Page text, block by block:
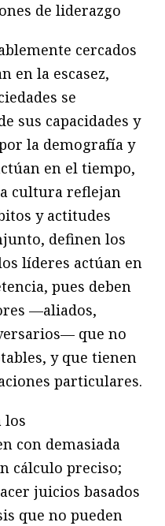
de liderazgo
cercados
en la escasez,
se
sus capacidades y
la demografía y
en el tiempo,
cultura reflejan
y actitudes
definen los
líderes actúan en
pues deben
—aliados,
que no
y que tienen
particulares.
los
con demasiada
cálculo preciso;
juicios basados
que no pueden